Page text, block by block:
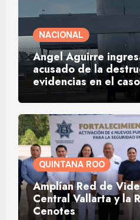
NACIONAL
Ángel Aguirre
acusado de la
evidencias en el
QUINTANA ROO
Amplían Red de
Central Vallarta y la
Cenotes